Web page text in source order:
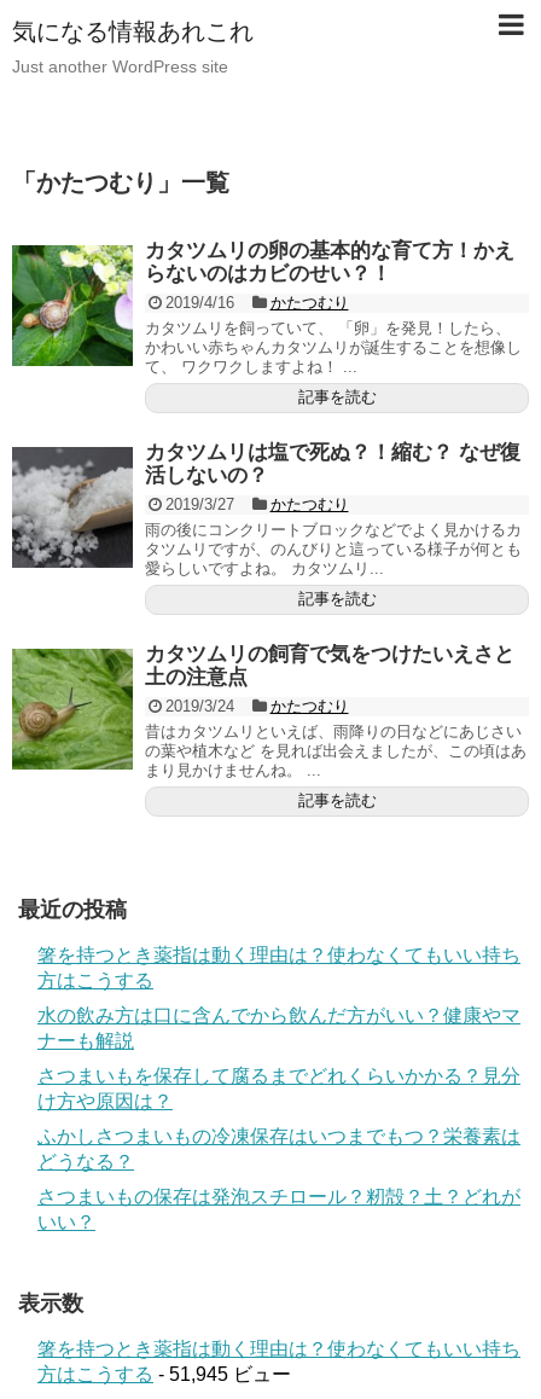
気になる情報あれこれ
Just another WordPress site
「 かたつむり 」 一覧
カタツムリの卵の基本的な育て方！かえ
らないのはカビのせい？！
2019/4/16
かたつむり
カタツムリを飼っていて、 「卵」を発見！したら、
かわいい赤ちゃんカタツムリが誕生することを想像し
て、 ワクワクしますよね！ ...
記事を読む
カタツムリは塩で死ぬ？！縮む？ なぜ復
活しないの？
2019/3/27
かたつむり
雨の後にコンクリートブロックなどでよく見かけるカ
タツムリですが、のんびりと這っている様子が何とも
愛らしいですよね。 カタツムリ...
記事を読む
カタツムリの飼育で気をつけたいえさと
土の注意点
2019/3/24
かたつむり
昔はカタツムリといえば、雨降りの日などにあじさい
の葉や植木など を見れば出会えましたが、この頃はあ
まり見かけませんね。 ...
記事を読む
最近の投稿
箸を持つとき薬指は動く理由は？使わなくてもいい持ち
方はこうする
水の飲み方は口に含んでから飲んだ方がいい？健康やマ
ナーも解説
さつまいもを保存して腐るまでどれくらいかかる？見分
け方や原因は？
ふかしさつまいもの冷凍保存はいつまでもつ？栄養素は
どうなる？
さつまいもの保存は発泡スチロール？籾殻？土？どれが
いい？
表示数
箸を持つとき薬指は動く理由は？使わなくてもいい持ち
方はこうする - 51,945 ビュー